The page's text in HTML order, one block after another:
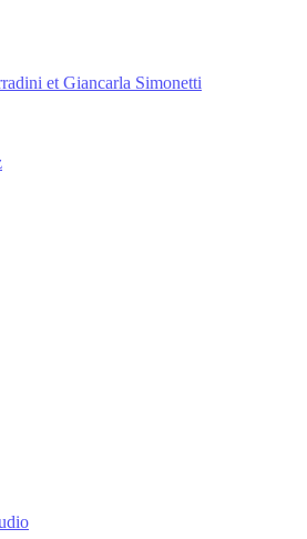
et Giancarla Simonetti